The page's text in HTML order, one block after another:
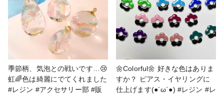
季節柄、気泡との戦いです…😢
虹🌈色は綺麗にでてくれました
#レジン #アクセサリー部 #販
🌼Colorful🌼 好きな色はありま
すか？ ピアス・イヤリングに
仕上げます(●´ω`●) #レジン #レ